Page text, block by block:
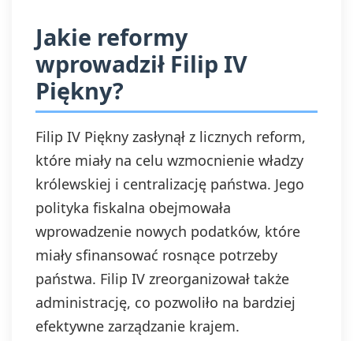
Jakie reformy
wprowadził Filip IV
Piękny?
Filip IV Piękny zasłynął z licznych reform,
które miały na celu wzmocnienie władzy
królewskiej i centralizację państwa. Jego
polityka fiskalna obejmowała
wprowadzenie nowych podatków, które
miały sfinansować rosnące potrzeby
państwa. Filip IV zreorganizował także
administrację, co pozwoliło na bardziej
efektywne zarządzanie krajem.